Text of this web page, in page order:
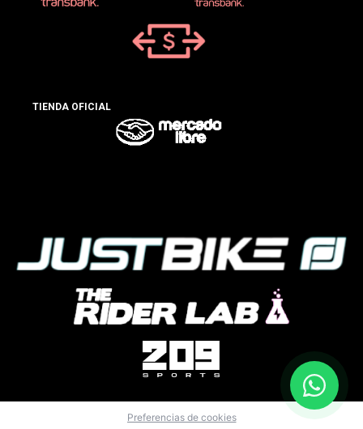
TIENDA OFICIAL
Preferencias de cookies